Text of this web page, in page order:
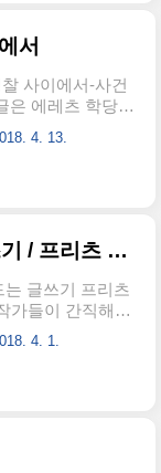
. 그러니 애써 피
라 기억이 가물
나에게 다가왔
을 몇 권 더 읽
유를 ‘용기 없기
서
사이에서-사건
은 에레츠 학당에
기는 발전합니
서의 일기'로 마
기인지 구분할
은 일기는 발설
더하고 싶다면
의미를 부여하
읽어 보십시오.
다. 매우 객관적
다. 버스는 느리
에 '비해서' '비교
4. 13.
[글쓰기 도서] 마음을 흔드는 글쓰기 / 프리츠 게징
는 글쓰기 프리츠
가들이 간직해온
번째 문장을 읽
차를 보자 1장
와 캐릭터3장 삶
의 지침4장 화자
4. 1.